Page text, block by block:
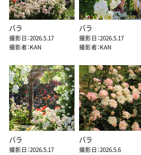
バラ
撮影日：2026.5.17
撮影者：KAN
バラ
撮影日：2026.5.17
撮影者：KAN
バラ
撮影日：2026.5.17
バラ
撮影日：2026.5.6